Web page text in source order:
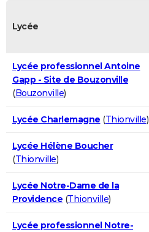
Lycée
Lycée professionnel Antoine
Gapp - Site de Bouzonville
(Bouzonville)
Lycée Charlemagne (Thionville)
Lycée Hélène Boucher
(Thionville)
Lycée Notre-Dame de la
Providence (Thionville)
Lycée professionnel Notre-